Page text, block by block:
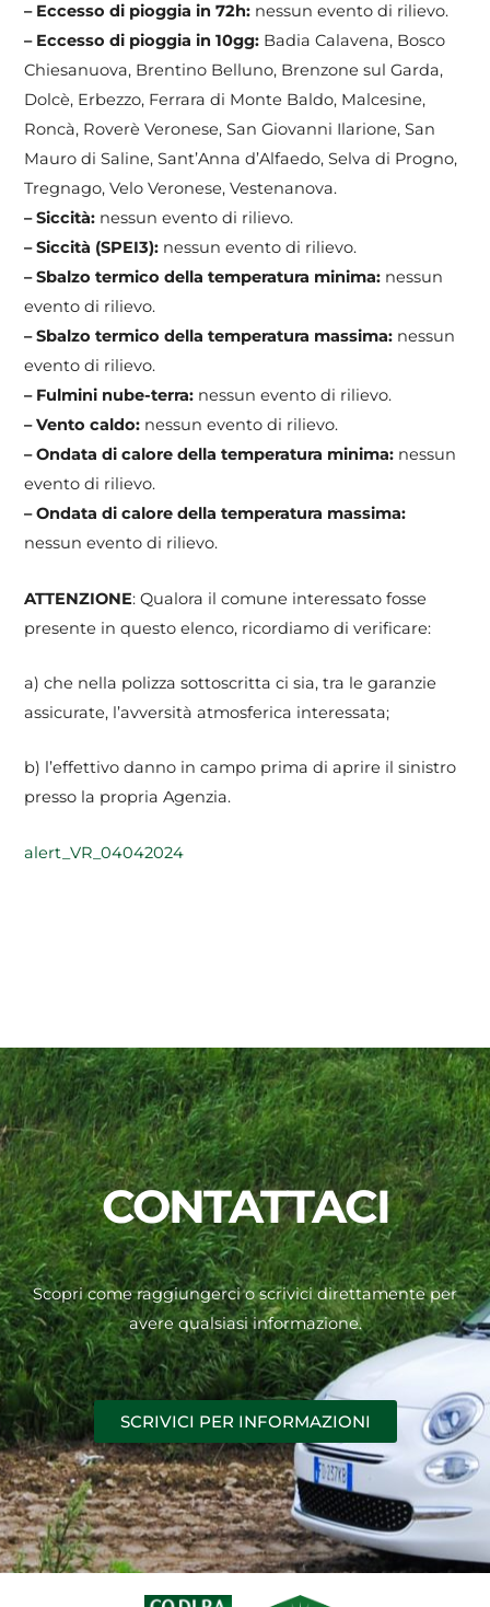
– Eccesso di pioggia in 72h: nessun evento di rilievo.
– Eccesso di pioggia in 10gg: Badia Calavena, Bosco
Chiesanuova, Brentino Belluno, Brenzone sul Garda,
Dolcè, Erbezzo, Ferrara di Monte Baldo, Malcesine,
Roncà, Roverè Veronese, San Giovanni Ilarione, San
Mauro di Saline, Sant’Anna d’Alfaedo, Selva di Progno,
Tregnago, Velo Veronese, Vestenanova.
– Siccità: nessun evento di rilievo.
– Siccità (SPEI3): nessun evento di rilievo.
– Sbalzo termico della temperatura minima: nessun
evento di rilievo.
– Sbalzo termico della temperatura massima: nessun
evento di rilievo.
– Fulmini nube-terra: nessun evento di rilievo.
– Vento caldo: nessun evento di rilievo.
– Ondata di calore della temperatura minima: nessun
evento di rilievo.
– Ondata di calore della temperatura massima:
nessun evento di rilievo.
ATTENZIONE: Qualora il comune interessato fosse
presente in questo elenco, ricordiamo di verificare:
a) che nella polizza sottoscritta ci sia, tra le garanzie
assicurate, l’avversità atmosferica interessata;
b) l’effettivo danno in campo prima di aprire il sinistro
presso la propria Agenzia.
alert_VR_04042024
CONTATTACI
Scopri come raggiungerci o scrivici direttamente per
avere qualsiasi informazione.
SCRIVICI PER INFORMAZIONI